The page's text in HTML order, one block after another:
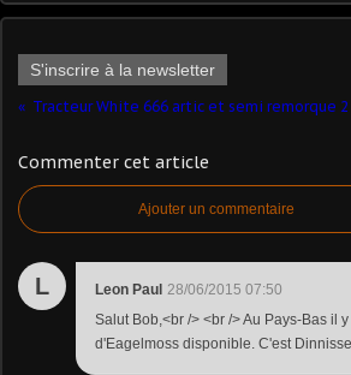
S'inscrire à la newsletter
Commenter cet article
Ajouter un commentaire
L Leon Paul 28/06/2015 07:50
Salut Bob,<br /> <br /> Au Pays-Bas il
d'Eagelmoss disponible. C'est